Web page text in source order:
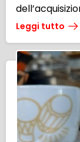
Leggi tutto